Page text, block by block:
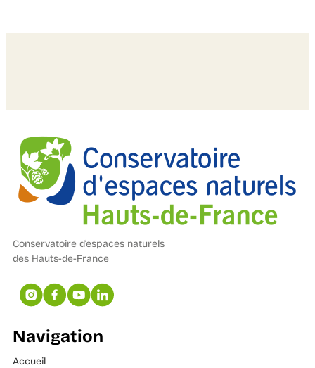
Conservatoire d’espaces naturels
des Hauts-de-France
Navigation
Accueil